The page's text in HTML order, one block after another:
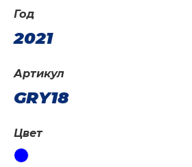
Год
2021
Артикул
GRY18
Цвет